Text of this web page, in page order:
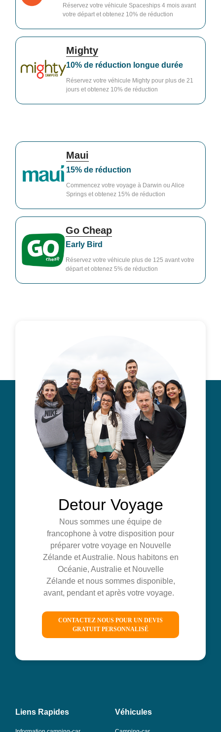
Réservez votre véhicule Spaceships 4 mois avant
votre départ et obtenez 10% de réduction
Mighty
10% de réduction longue durée
Réservez votre véhicule Mighty pour plus de 21
jours et obtenez 10% de réduction
Maui
15% de réduction
Commencez votre voyage à Darwin ou Alice
Springs et obtenez 15% de réduction
Go Cheap
Early Bird
Réservez votre véhicule plus de 125 avant votre
départ et obtenez 5% de réduction
Detour Voyage
Nous sommes une équipe de
francophone à votre disposition pour
préparer votre voyage en Nouvelle
Zélande et Australie. Nous habitons en
Océanie, Australie et Nouvelle
Zélande et nous sommes disponible,
avant, pendant et après votre voyage.
CONTACTEZ NOUS POUR UN DEVIS
GRATUIT PERSONNALISÉ
Liens Rapides Véhicules